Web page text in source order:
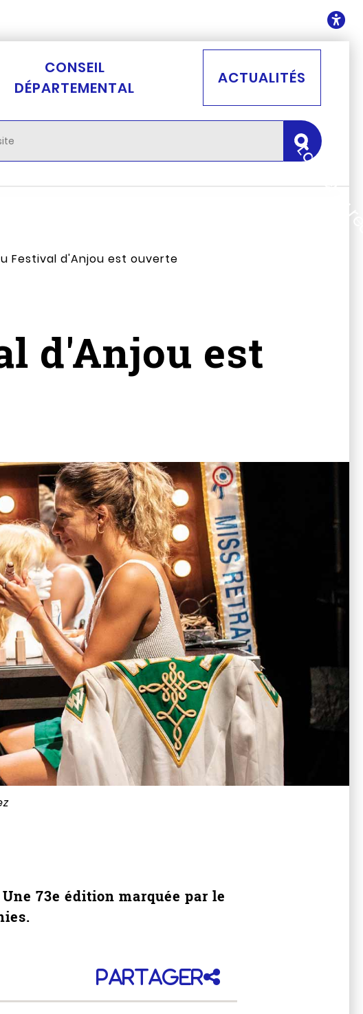
CONSEIL
DÉPARTEMENTAL
ACTUALITÉS
Festival d'Anjou est ouverte
d'Anjou est
73e édition marquée par le
Partager